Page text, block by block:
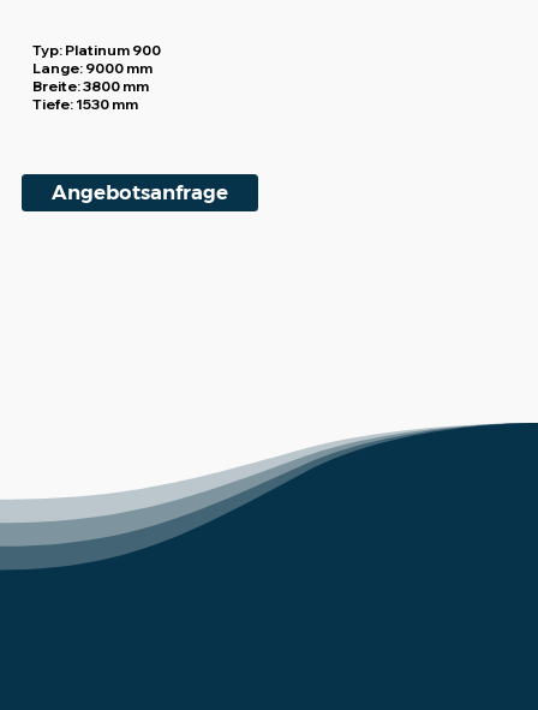
Typ: Platinum 900
Lange: 9000 mm
Breite:3800 mm
Tiefe: 1530 mm
Angebotsanfrage